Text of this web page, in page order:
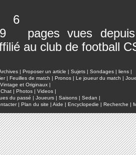
pages vues
au club de football
| Proposer un article | Sujets | Sondages | liens |
| Feuilles de match | Pronos | Le joueur du match |
et Originaux |
Chat | Photos | Videos |
du passé | Joueurs | Saisons | Sedan |
| Plan du site | Aide | Encyclopedie | Recherche |